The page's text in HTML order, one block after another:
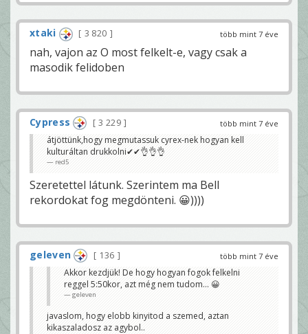
több mint 7 éve
xtaki 3 820
nah, vajon az O most felkelt-e, vagy csak a
masodik felidoben
több mint 7 éve
Cypress
3 229
átjöttünk,hogy megmutassuk cyrex-nek hogyan kell
kulturáltan drukkolni✔✔👌👌👌
red5
Szeretettel látunk. Szerintem ma Bell
rekordokat fog megdönteni. 😀))))
több mint 7 éve
geleven
136
Akkor kezdjük! De hogy hogyan fogok felkelni
reggel 5:50kor, azt még nem tudom... 😀
geleven
javaslom, hogy elobb kinyitod a szemed, aztan
kikaszaladosz az agybol..